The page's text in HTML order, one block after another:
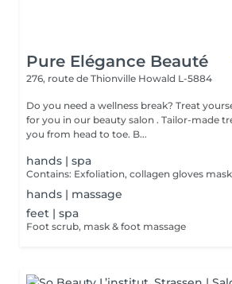
Pure Elégance Beauté
276, route de Thionville Howald L-5884
Do you need a wellness break? Treat yourself to a moment just
for you in our beauty salon . Tailor-made treatments to pamper
you from head to toe. B...
hands | spa
Contains: Exfoliation, collagen gloves
hands | massage
feet | spa
Foot scrub, mask & foot massage